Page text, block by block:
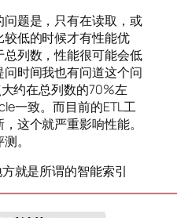
题是，只有在读取，或
低的时候才有性能优
列数，性能很可能会低
时间我也有问道这个问
约在总列数的70%左
一致。而目前的ETL工
这个就严重影响性能。
。
就是所谓的智能索引